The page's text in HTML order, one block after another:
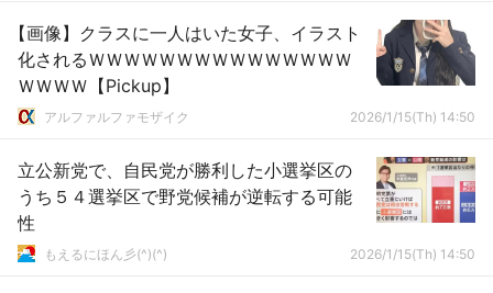
【画像】クラスに一人はいた女子、イラスト
化されるＷＷＷＷＷＷＷＷＷＷＷＷＷＷＷ
ＷＷＷＷ【Pickup】
アルファルファモザイク 2026/1/15(Th) 14:50
立公新党で、自民党が勝利した小選挙区の
うち５４選挙区で野党候補が逆転する可能
性
もえるにほん彡(^)(^) 2026/1/15(Th) 14:50